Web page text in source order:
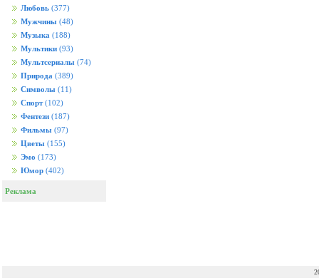
Любовь (377)
Мужчины (48)
Музыка (188)
Мультики (93)
Мультсериалы (74)
Природа (389)
Символы (11)
Спорт (102)
Фентези (187)
Фильмы (97)
Цветы (155)
Эмо (173)
Юмор (402)
Реклама